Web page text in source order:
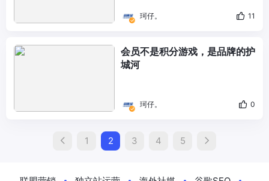
珂仔。 11
会员不是积分游戏，是品牌的护
城河
珂仔。 0
1 2 3 4 5